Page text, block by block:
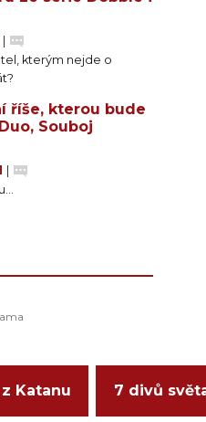
kterým nejde o
říše, kterou bude
Souboj
Katanu 7 divů